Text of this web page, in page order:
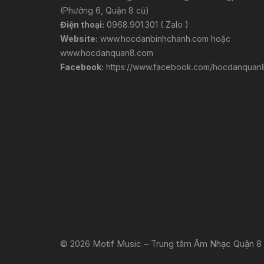
(Phường 6, Quận 8 cũ)
Điện thoại: 0968.901.301 ( Zalo )
Website: www.hocdanbinhchanh.com hoặc
www.hocdanquan8.com
Facebook: https://www.facebook.com/
© 2026 Motif Music – Trung tâm Âm Nhạc Quận 8